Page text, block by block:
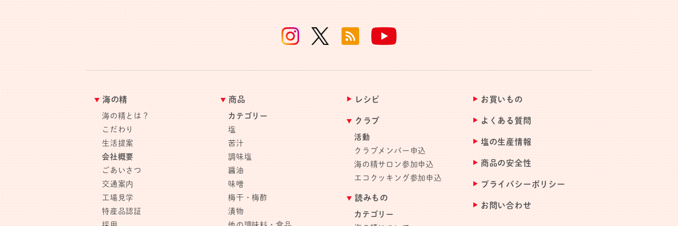
海の精
海の精とは？
こだわり
生活提案
会社概要
ごあいさつ
交通案内
工場見学
特産品認証
採用
商品
カテゴリー
塩
苦汁
調味塩
醤油
味噌
梅干・梅酢
漬物
他の調味料・食品
レシピ
クラブ
活動
クラブメンバー申込
海の精サロン参加申込
エコクッキング参加申込
読みもの
カテゴリー
お買いもの
よくある質問
塩の生産情報
商品の安全性
プライバシーポリシー
お問い合わせ